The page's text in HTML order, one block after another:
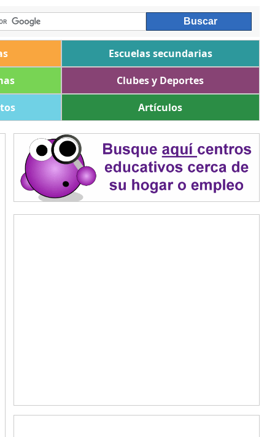
Escuelas secundarias
Clubes y Deportes
Artículos